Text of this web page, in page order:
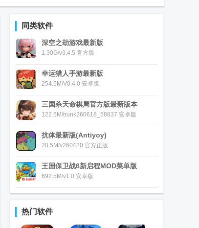
同类软件
深空之劫游戏最新版
1.30G/v3.4.5 官方版
幸运猎人手游最新版
254.5M/V0.4.0 安卓版
三国杀天命棋局官方版最新版本
122.5M/trunk260618_58837 安卓版
抗体最新版(Antiyoy)
20.5M/v260420 官方正版
王国保卫战6新启程MOD菜单版
692.5M/v1.0 安卓版
热门软件